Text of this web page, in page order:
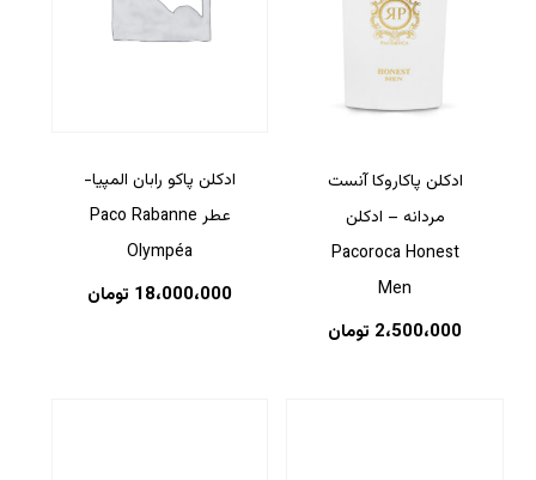
ادکلن پاکاروکا آنست
مردانه – ادکلن
Pacoroca Honest
Men
2،500،000 تومان
ادکلن پاکو رابان المپیا-
عطر Paco Rabanne
Olympéa
18،000،000 تومان